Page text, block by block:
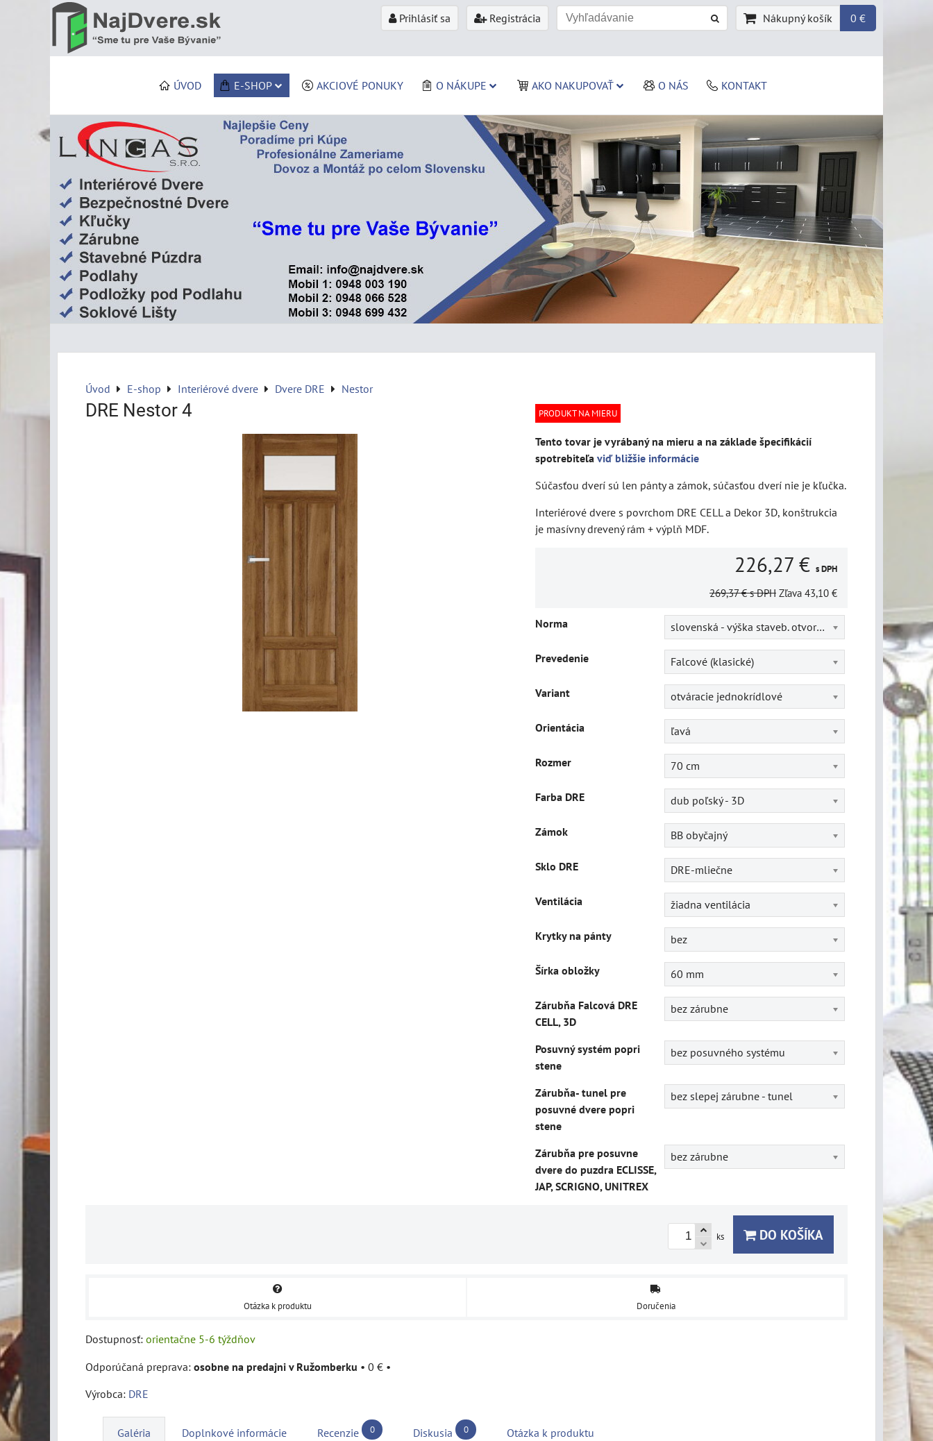
Prihlásiť sa Registrácia Nákupný košík 0 €
ÚVOD E-SHOP AKCIOVÉ PONUKY O NÁKUPE AKO NAKUPOVAŤ O NÁS KONTAKT
Úvod E-shop Interiérové dvere Dvere DRE Nestor
DRE Nestor 4 PRODUKT NA MIERU
Tento tovar je vyrábaný na mieru a na základe špecifikácií
spotrebiteľa viď bližšie informácie
Súčasťou dverí sú len pánty a zámok, súčasťou dverí nie je kľučka.
Interiérové dvere s povrchom DRE CELL a Dekor 3D, konštrukcia
je masívny drevený rám + výplň MDF.
226,27 € s DPH
269,37 € s DPH Zľava 43,10 €
Norma slovenská - výška staveb. otvoru = 202 cm
Prevedenie Falcové (klasické)
Variant otváracie jednokrídlové
Orientácia ľavá
Rozmer 70 cm
Farba DRE dub poľský - 3D
Zámok BB obyčajný
Sklo DRE DRE-mliečne
Ventilácia žiadna ventilácia
Krytky na pánty bez
Šírka obložky 60 mm
Zárubňa Falcová DRE
CELL, 3D
bez zárubne
Posuvný systém popri
stene
bez posuvného systému
Zárubňa- tunel pre
posuvné dvere popri
stene
bez slepej zárubne - tunel
Zárubňa pre posuvne
dvere do puzdra ECLISSE,
JAP, SCRIGNO, UNITREX
bez zárubne
ks DO KOŠÍKA
Otázka k produktu Doručenia
Dostupnosť: orientačne 5-6 týždňov
osobne na predajni v Ružomberku • 0 € •
Výrobca: DRE
Galéria Doplnkové informácie Recenzie 0 Diskusia 0 Otázka k produktu